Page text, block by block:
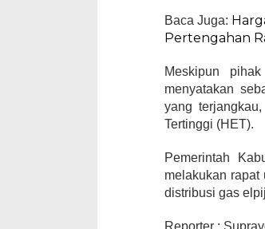
Baca Juga:
Pertengahan
Meskipun
menyatakan
yang
Tertinggi (HET).
Pemerintah
melakukan
distribusi gas
Reporter :